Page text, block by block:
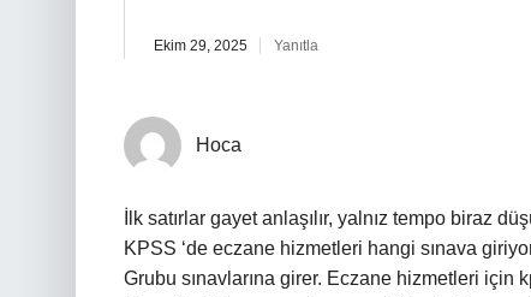
Ekim 29, 2025 Yanıtla
Hoca
İlk satırlar gayet anlaşılır, yalnız tempo biraz
KPSS ‘de eczane hizmetleri hangi sınava
Grubu sınavlarına girer. Eczane hizmetleri